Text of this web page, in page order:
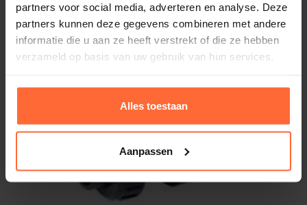
partners voor social media, adverteren en analyse. Deze
partners kunnen deze gegevens combineren met andere
informatie die u aan ze heeft verstrekt of die ze hebben
verzameld op basis van uw gebruik van hun services.
Alles toestaan
Aanpassen